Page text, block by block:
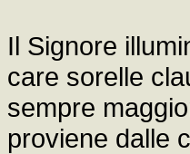
Il Signore
care sorelle
sempre
proviene dalle